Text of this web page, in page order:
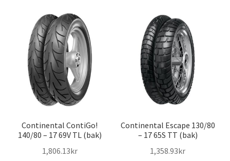
Continental ContiGo!
140/80 – 17 69V TL (bak)
1,806.13kr
Continental Escape 130/80
– 17 65S TT (bak)
1,358.93kr